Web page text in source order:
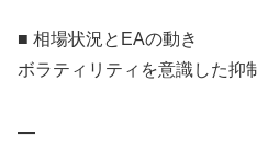
■ 相場状況とEAの動き
ボラティリティを意識した抑
—